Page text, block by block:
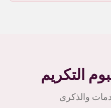
التكريم
والذكرى